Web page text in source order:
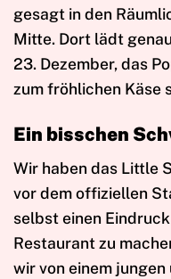
gesagt in den
Mitte. Dort lädt
23. Dezember, das
zum fröhlichen Käse
Ein bisschen
Wir haben das Little
vor dem offiziellen
selbst einen
Restaurant zu
wir von einem